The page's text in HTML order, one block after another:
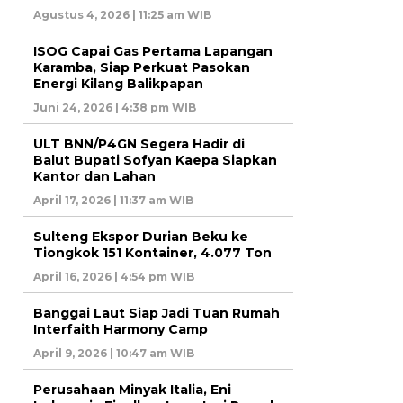
Agustus 4, 2026 | 11:25 am WIB
ISOG Capai Gas Pertama Lapangan
Karamba, Siap Perkuat Pasokan
Energi Kilang Balikpapan
Juni 24, 2026 | 4:38 pm WIB
ULT BNN/P4GN Segera Hadir di
Balut Bupati Sofyan Kaepa Siapkan
Kantor dan Lahan
April 17, 2026 | 11:37 am WIB
Sulteng Ekspor Durian Beku ke
Tiongkok 151 Kontainer, 4.077 Ton
April 16, 2026 | 4:54 pm WIB
Banggai Laut Siap Jadi Tuan Rumah
Interfaith Harmony Camp
April 9, 2026 | 10:47 am WIB
Perusahaan Minyak Italia, Eni